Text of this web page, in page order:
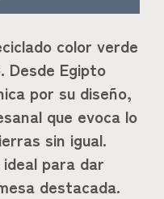
color verde
Desde Egipto
por su diseño,
que evoca lo
sin igual.
para dar
destacada.